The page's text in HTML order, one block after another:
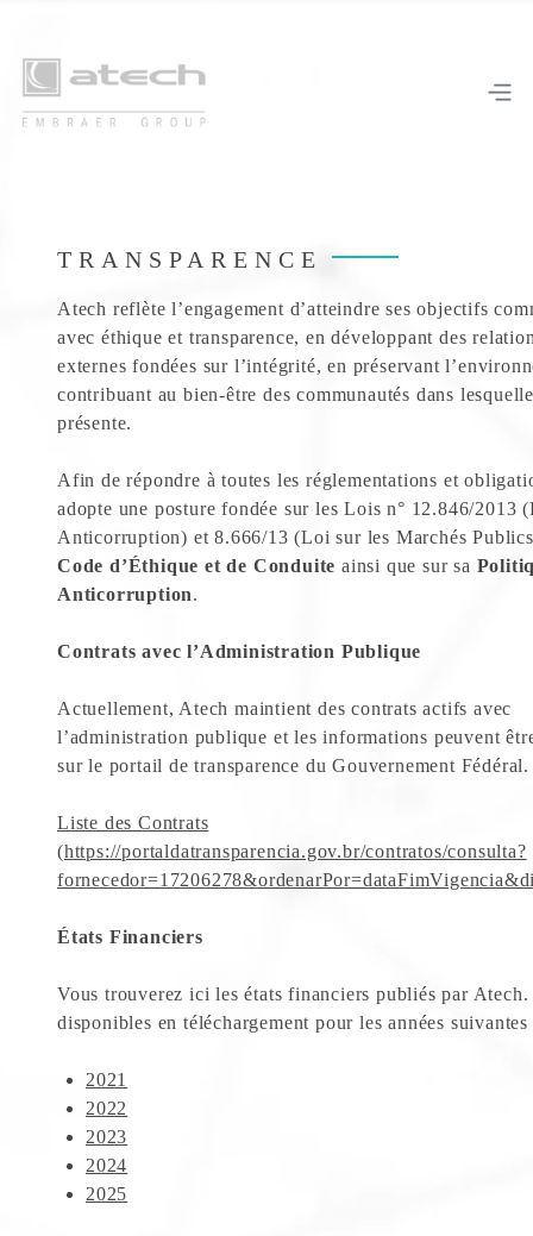
TRANSPARENCE
Atech reflète l’engagement d’atteindre ses objectifs
avec éthique et transparence, en développant des
externes fondées sur l’intégrité, en préservant
contribuant au bien-être des communautés dans
présente.
Afin de répondre à toutes les réglementations et
adopte une posture fondée sur les Lois n° 12.846/2013
Anticorruption) et 8.666/13 (Loi sur les Marchés
Code d’Éthique et de Conduite ainsi que sur sa
Anticorruption.
Contrats avec l’Administration Publique
Actuellement, Atech maintient des contrats actifs avec
l’administration publique et les informations peuvent
sur le portail de transparence du Gouvernement Fédéral.
Liste des Contrats
(https://portaldatransparencia.gov.br/contratos/consulta?
États Financiers
Vous trouverez ici les états financiers publiés par
disponibles en téléchargement pour les années suivantes
2021
2022
2023
2024
2025